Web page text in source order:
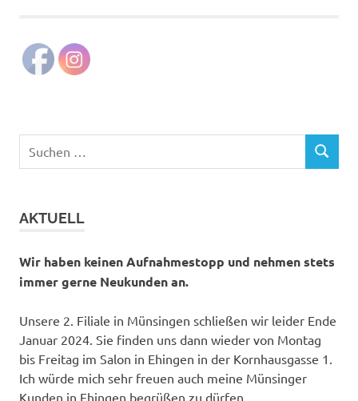
nach:
SUCHEN
AKTUELL
Wir haben keinen Aufnahmestopp und nehmen stets
immer gerne Neukunden an.
Unsere 2. Filiale in Münsingen schließen wir leider Ende
Januar 2024. Sie finden uns dann wieder von Montag
bis Freitag im Salon in Ehingen in der Kornhausgasse 1.
Ich würde mich sehr freuen auch meine Münsinger
Kunden in Ehingen begrüßen zu dürfen.